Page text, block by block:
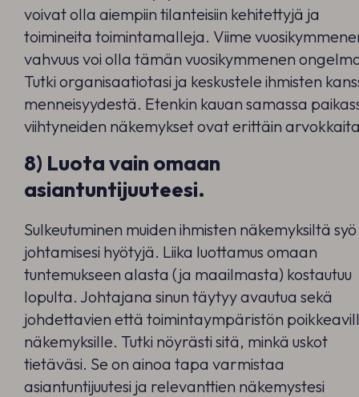
voivat olla aiempiin tilanteisiin kehitettyjä ja
toimineita toimintamalleja. Viime
vahvuus voi olla tämän vuosikymmenen
Tutki organisaatiotasi ja keskustele ihmisten
menneisyydestä. Etenkin kauan samassa
viihtyneiden näkemykset ovat erittäin
8) Luota vain omaan
asiantuntijuuteesi.
Sulkeutuminen muiden ihmisten näkemyksiltä syö
johtamisesi hyötyjä. Liika luottamus omaan
tuntemukseen alasta (ja maailmasta) kostautuu
lopulta. Johtajana sinun täytyy avautua sekä
johdettavien että toimintaympäristön
näkemyksille. Tutki nöyrästi sitä, minkä uskot
tietäväsi. Se on ainoa tapa varmistaa
asiantuntijuutesi ja relevanttien näkemystesi